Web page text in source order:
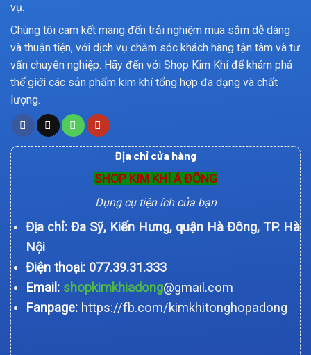
vụ.
Chúng tôi cam kết mang đến trải nghiệm mua sắm dễ dàng
và thuận tiện, với dịch vụ chăm sóc khách hàng tận tâm và tư
vấn chuyên nghiệp. Hãy đến với Shop Kim Khí để khám phá
thế giới các sản phẩm kim khí tổng hợp đa dạng và chất
lượng.
Địa chỉ cửa hàng
SHOP KIM KHÍ Á ĐÔNG
Dụng cụ tiện ích của bạn
Địa chỉ: Đa Sỹ, Kiến Hưng, quận Hà Đông, TP. Hà
Nội
Điện thoại: 077.39.31.333
Email:shopkimkhiadong@gmail.com
Fanpage: https://fb.com/kimkhitonghopadong